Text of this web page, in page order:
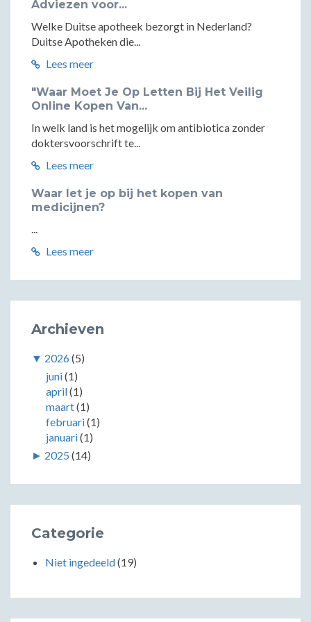
Adviezen voor...
Welke Duitse apotheek bezorgt in Nederland?
Duitse Apotheken die...
Lees meer
"Waar Moet Je Op Letten Bij Het Veilig
Online Kopen Van...
In welk land is het mogelijk om antibiotica zonder
doktersvoorschrift te...
Lees meer
Waar let je op bij het kopen van
medicijnen?
...
Lees meer
Archieven
▼ 2026(5)
juni(1)
april(1)
maart(1)
februari(1)
januari(1)
► 2025 (14)
Categorie
Niet ingedeeld(19)